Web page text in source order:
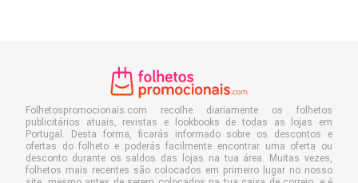
Folhetospromocionais.com recolhe diariamente os folhetos
publicitários atuais, revistas e lookbooks de todas as lojas em
Portugal. Desta forma, ficarás informado sobre os descontos e
ofertas do folheto e poderás facilmente encontrar uma oferta ou
desconto durante os saldos das lojas na tua área. Muitas vezes,
folhetos mais recentes são colocados em primeiro lugar no nosso